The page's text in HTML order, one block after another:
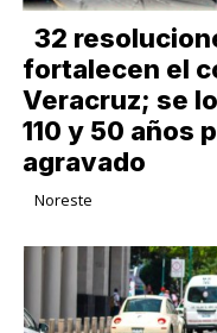
32
fortalecen el
Veracruz; se
110 y 50 años
agravado
Noreste